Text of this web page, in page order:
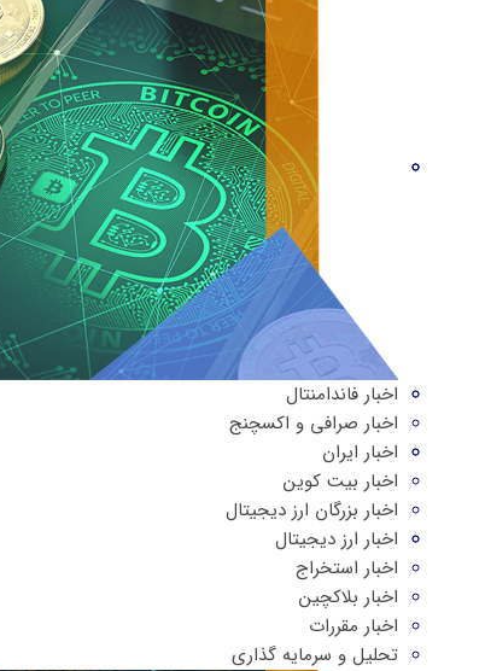
اخبار فاندامنتال
اخبار صرافی و اکسچنج
اخبار ایران
اخبار بیت کوین
اخبار بزرگان ارز دیجیتال
اخبار ارز دیجیتال
اخبار استخراج
اخبار بلاکچین
اخبار مقررات
تحلیل و سرمایه گذاری